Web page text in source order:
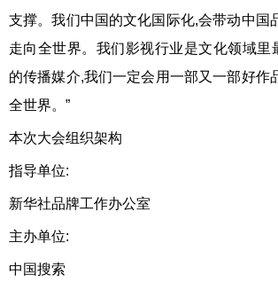
支撑。我们中国的文化国际化,会带动中国
走向全世界。我们影视行业是文化领域里
的传播媒介,我们一定会用一部又一部好作
全世界。”
本次大会组织架构
指导单位:
新华社品牌工作办公室
主办单位:
中国搜索